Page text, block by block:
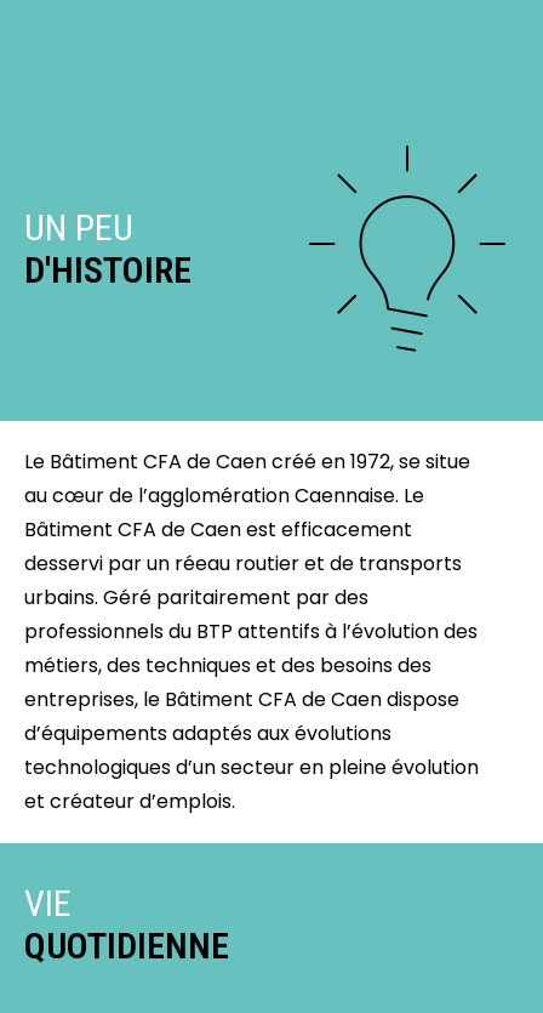
UN PEU
D'HISTOIRE
Le Bâtiment CFA de Caen créé en 1972, se situe
au cœur de l’agglomération Caennaise. Le
Bâtiment CFA de Caen est efficacement
desservi par un réeau routier et de transports
urbains. Géré paritairement par des
professionnels du BTP attentifs à l’évolution des
métiers, des techniques et des besoins des
entreprises, le Bâtiment CFA de Caen dispose
d’équipements adaptés aux évolutions
technologiques d’un secteur en pleine évolution
et créateur d’emplois.
VIE
QUOTIDIENNE